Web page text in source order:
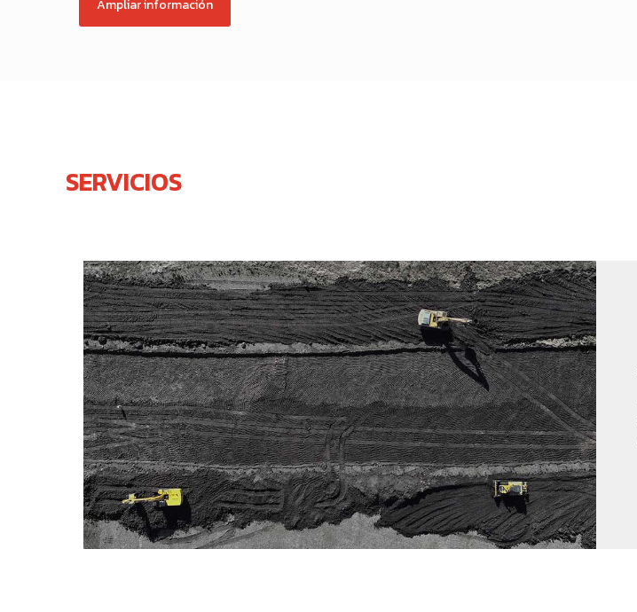
Ampliar información
SERVICIOS